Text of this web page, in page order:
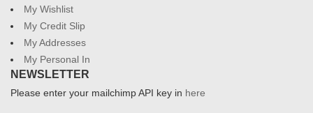
My Wishlist
My Credit Slip
My Addresses
My Personal In
NEWSLETTER
Please enter your mailchimp API key in here